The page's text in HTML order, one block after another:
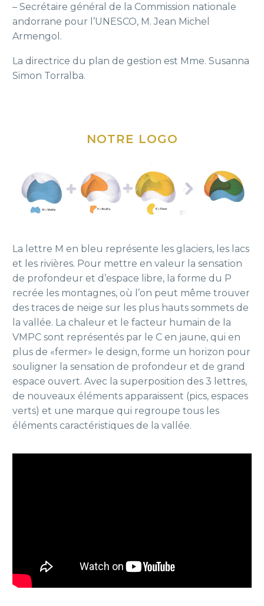
– Secrétaire général de la Commission nationale
andorrane pour l’UNESCO, M.Jean Michel
Armengol.
La directrice du plan de gestion est Mme. Susanna
Simon Torralba.
NOTRE LOGO
La lettre M en bleu représente les glaciers, les lacs
et les rivières. Pour mettre en valeur la sensation
de profondeur et d’espace libre, la forme du P
recrée les montagnes, où l’on peut même trouver
des traces de neige sur les plus hauts sommets de
la vallée. La chaleur et le facteur humain de la
VMPC sont représentés par le C en jaune, qui en
plus de «fermer» le design, forme un horizon pour
souligner la sensation de profondeur et de grand
espace ouvert. Avec la superposition des 3 lettres,
de nouveaux éléments apparaissent (pics, espaces
verts) et une marque qui regroupe tous les
éléments caractéristiques de la vallée.